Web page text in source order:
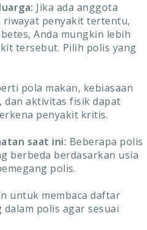
Jika ada anggota
riwayat penyakit tertentu,
Anda mungkin lebih
tersebut. Pilih polis yang
pola makan, kebiasaan
aktivitas fisik dapat
penyakit kritis.
saat ini: Beberapa polis
berbeda berdasarkan usia
polis.
untuk membaca daftar
polis agar sesuai